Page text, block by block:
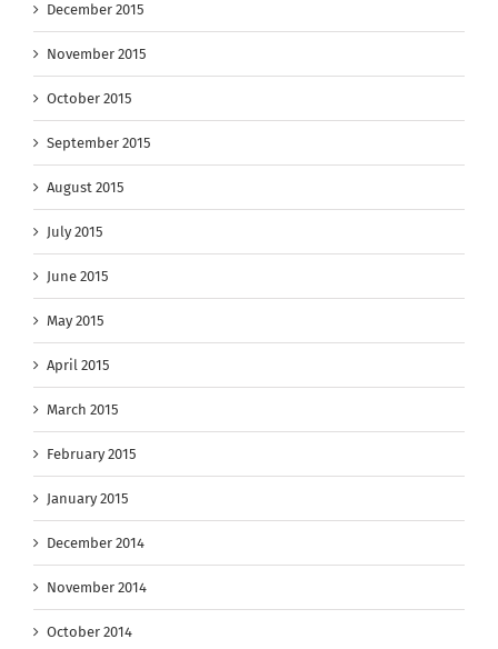
December 2015
November 2015
October 2015
September 2015
August 2015
July 2015
June 2015
May 2015
April 2015
March 2015
February 2015
January 2015
December 2014
November 2014
October 2014